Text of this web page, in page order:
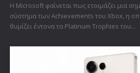
Η Microsoft φαίνεται πως ετοιμάζει μια
σύστημα των Achievements του Xbox, η
θυμίζει έντονα τα Platinum Trophies του...